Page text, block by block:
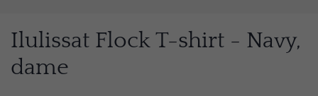
Ilulissat Flock T-shirt - Navy,
dame